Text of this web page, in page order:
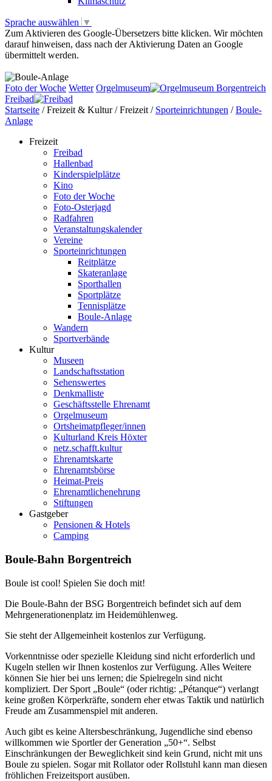
Sprache auswählen ▼
Zum Aktivieren des Google-Übersetzers bitte klicken. Wir möchten
darauf hinweisen, dass nach der Aktivierung Daten an Google
übermittelt werden.
Foto der Woche Wetter Orgelmuseum
Freibad
Startseite /Freizeit & Kultur/Freizeit / Sporteinrichtungen /Boule-
Anlage
Freizeit
Freibad
Hallenbad
Kinderspielplätze
Kino
Foto der Woche
Foto-Osterjagd
Radfahren
Veranstaltungskalender
Vereine
Sporteinrichtungen
Reitplätze
Skateranlage
Sporthallen
Sportplätze
Tennisplätze
Boule-Anlage
Wandern
Sportverbände
Kultur
Museen
Landschaftsstation
Sehenswertes
Denkmalliste
Geschäftsstelle Ehrenamt
Orgelmuseum
Ortsheimatpfleger/innen
Kulturland Kreis Höxter
netz.schafft.kultur
Ehrenamtskarte
Ehrenamtsbörse
Heimat-Preis
Ehrenamtlichenehrung
Stiftungen
Gastgeber
Pensionen & Hotels
Camping
Boule-Bahn Borgentreich
Boule ist cool! Spielen Sie doch mit!
Die Boule-Bahn der BSG Borgentreich befindet sich auf dem
Mehrgenerationenplatz im Heidemühlenweg.
Sie steht der Allgemeinheit kostenlos zur Verfügung.
Vorkenntnisse oder spezielle Kleidung sind nicht erforderlich und
Kugeln stellen wir Ihnen kostenlos zur Verfügung. Alles Weitere
können Sie hier bei uns lernen; die Spielregeln sind nicht
kompliziert. Der Sport „Boule“ (oder richtig: „Pétanque“) verlangt
keine großen Körperkräfte, sondern eher etwas Taktik und natürlich
Freude am Zusammenspiel mit anderen.
Auch gibt es keine Altersbeschränkung, Jugendliche sind ebenso
willkommen wie Sportler der Generation „50+“. Selbst
Einschränkungen der Beweglichkeit sind kein Grund, nicht mit uns
Boule zu spielen. Sogar mit Rollator oder Rollstuhl kann man diesen
fröhlichen Freizeitsport ausüben.